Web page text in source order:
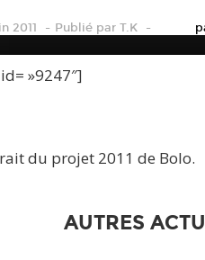
2011 Publiépar T.K
»9247″]
du projet 2011 de Bolo.
AUTRES